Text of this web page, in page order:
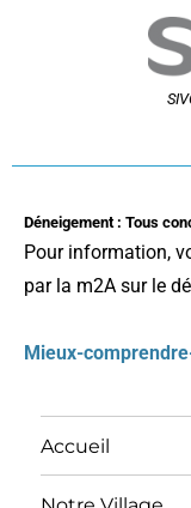
Déneigement : Tous
Pour information,
par la m2A sur le
Mieux-
Accueil